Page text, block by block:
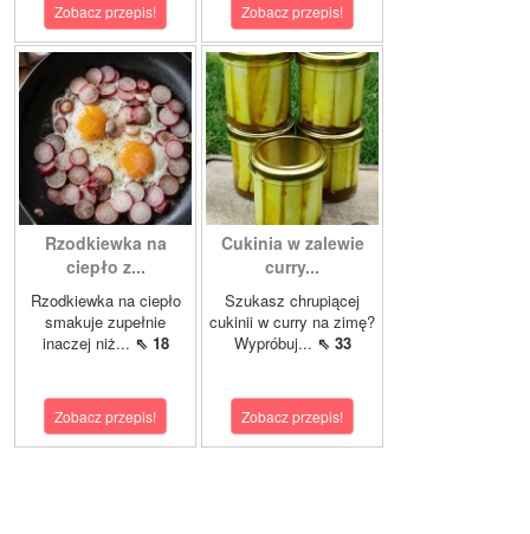
Zobacz przepis! Zobacz przepis!
Rzodkiewka na
ciepło z...
Rzodkiewka na ciepło
smakuje zupełnie
inaczej niż... ⇖ 18
Zobacz przepis!
Cukinia w zalewie
curry...
Szukasz chrupiącej
cukinii w curry na zimę?
Wypróbuj... ⇖ 33
Zobacz przepis!